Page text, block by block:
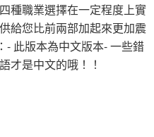
種職業選擇在一定程度上實
給您比前兩部加起來更加震
- 此版本為中文版本- 一些錯
才是中文的哦！！